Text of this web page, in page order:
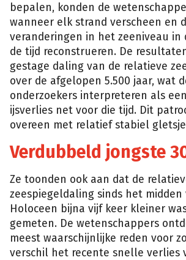
bepalen, konden de
wanneer elk strand verscheen en
veranderingen in het zeeniveau in
de tijd reconstrueren. De
gestage daling van de relatieve
over de afgelopen 5.500 jaar, wat
onderzoekers interpreteren als
ijsverlies net voor die tijd. Dit
overeen met relatief stabiel
Verdubbeld jongste
Ze toonden ook aan dat de
zeespiegeldaling sinds het
Holoceen bijna vijf keer kleiner
gemeten. De wetenschappers
meest waarschijnlijke reden voor
verschil het recente snelle verlies